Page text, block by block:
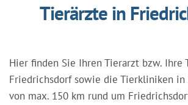
Tierärzte in
Hier finden Sie Ihren Tierarzt bzw. Ihre
Friedrichsdorf sowie die Tierkliniken in
von max. 150 km rund um